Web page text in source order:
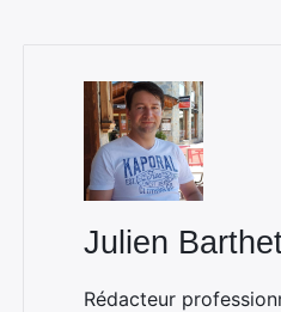
Julien
Rédacteur